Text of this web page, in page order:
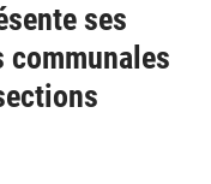
ses
communales